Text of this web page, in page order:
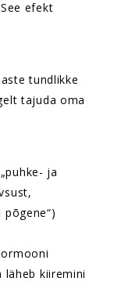
efekt
tundlikke
tajuda oma
ja
kiiremini